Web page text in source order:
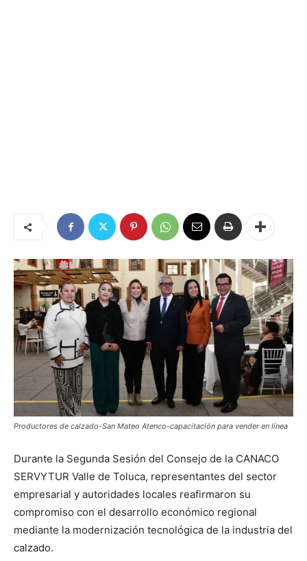
Productores de calzado-San Mateo Atenco-capacitación para vender en línea
Durante la Segunda Sesión del Consejo de la CANACO
SERVYTUR Valle de Toluca, representantes del sector
empresarial y autoridades locales reafirmaron su
compromiso con el desarrollo económico regional
mediante la modernización tecnológica de la industria del
calzado.